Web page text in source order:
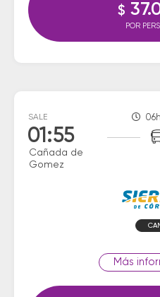
$
POR
SALE
01:55
Cañada de
Gomez